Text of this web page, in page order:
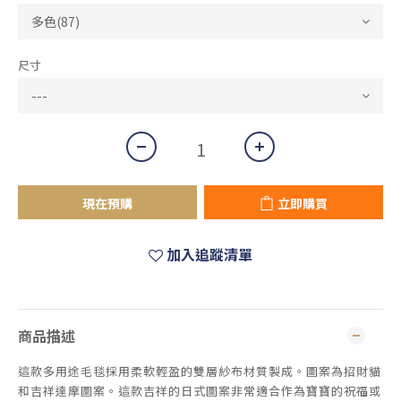
尺寸
現在預購 立即購買
加入追蹤清單
商品描述
這款多用途毛毯採用柔軟輕盈的雙層紗布材質製成。圖案為招財貓
和吉祥達摩圖案。這款吉祥的日式圖案非常適合作為寶寶的祝福或